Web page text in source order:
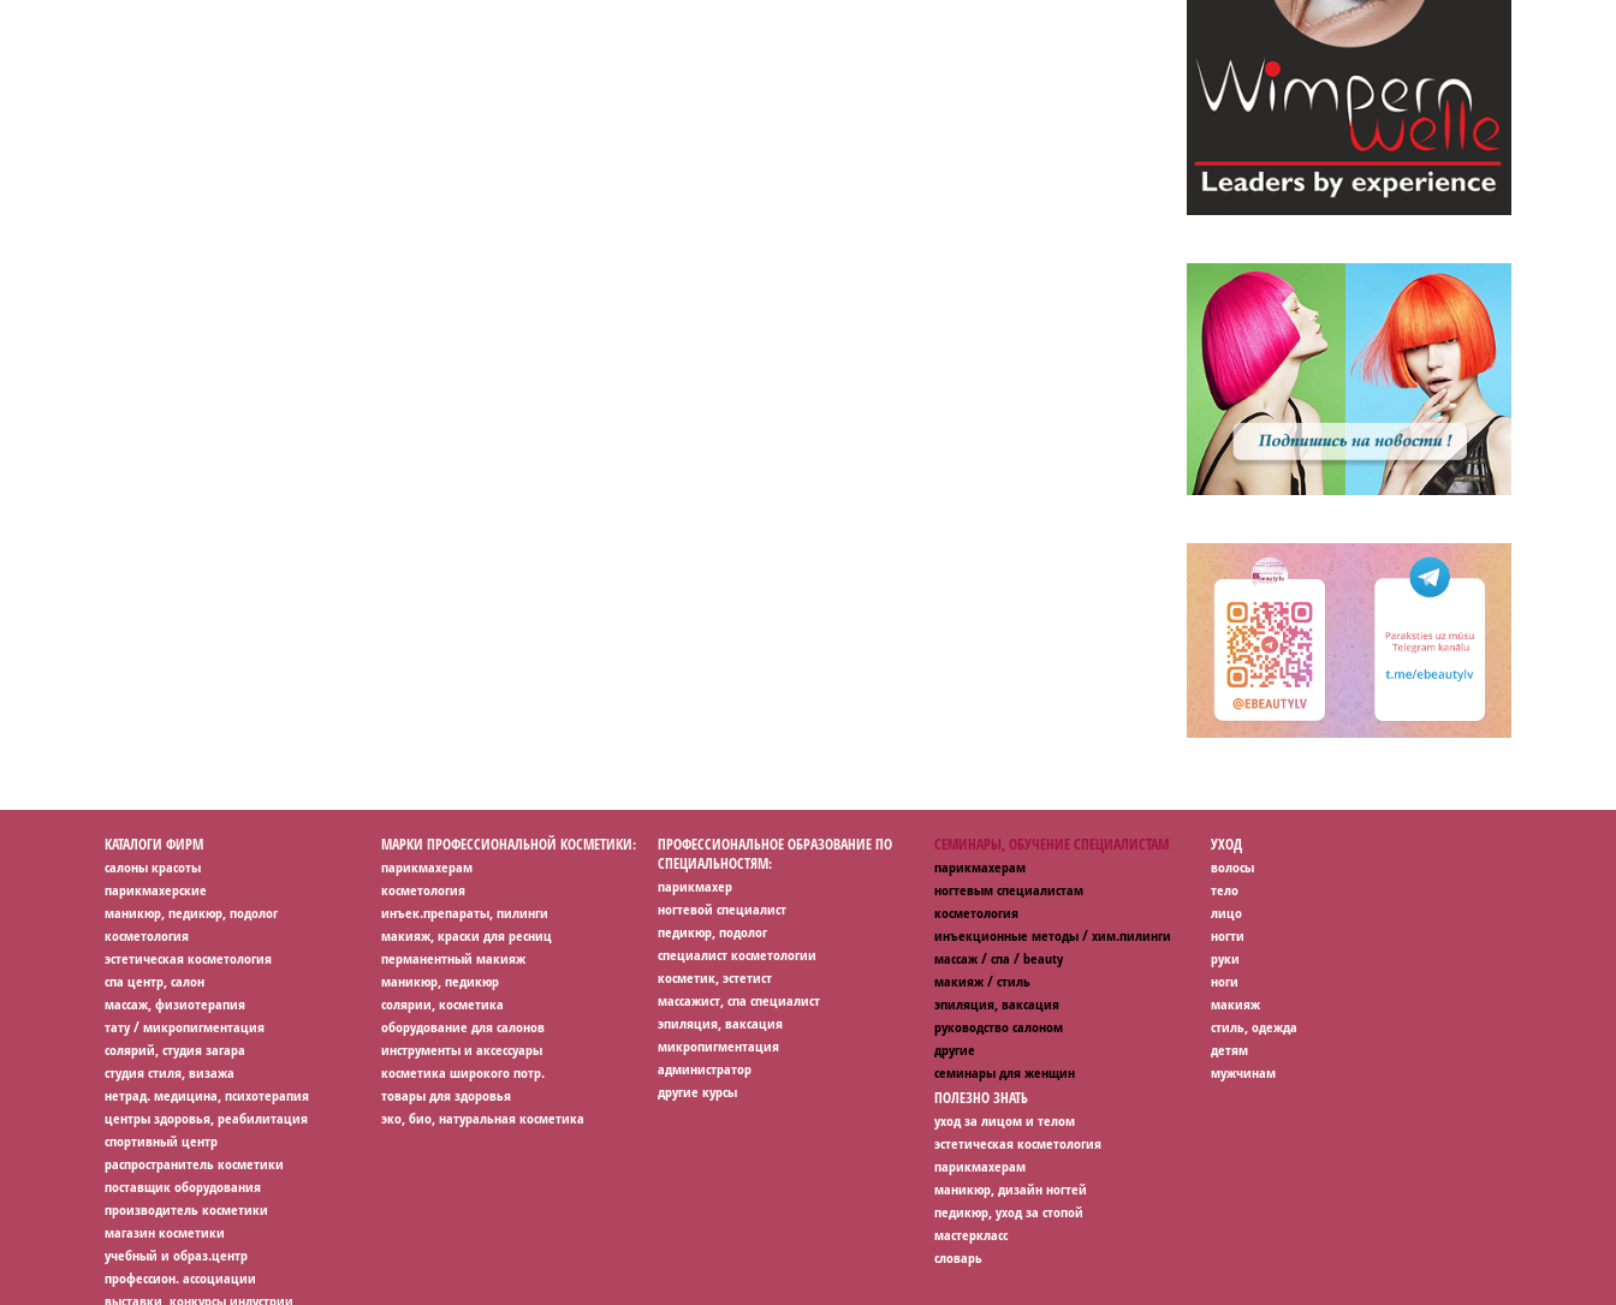
КАТАЛОГИ ФИРМ
салоны красоты
парикмахерские
маникюр, педикюр, подолог
косметология
эстетическая косметология
спа центр, салон
массаж, физиотерапия
тату / микропигментация
солярий, студия загара
студия стиля, визажа
нетрад. медицина, психотерапия
центры здоровья, реабилитация
спортивный центр
распространитель косметики
поставщик оборудования
производитель косметики
магазин косметики
учебный и образ.центр
профессион. ассоциации
выставки, конкурсы индустрии
МАРКИ ПРОФЕССИОНАЛЬНОЙ КОСМЕТИКИ:
парикмахерам
косметология
инъек.препараты, пилинги
макияж, краски для ресниц
перманентный макияж
маникюр, педикюр
солярии, косметика
оборудование для салонов
инструменты и аксессуары
косметика широкого потр.
товары для здоровья
эко, био, натуральная косметика
ПРОФЕССИОНАЛЬНОЕ ОБРАЗОВАНИЕ ПО
СПЕЦИАЛЬНОСТЯМ:
парикмахер
ногтевой специалист
педикюр, подолог
специалист косметологии
косметик, эстетист
массажист, спа специалист
эпиляция, ваксация
микропигментация
администратор
другие курсы
СЕМИНАРЫ, ОБУЧЕНИЕ СПЕЦИАЛИСТАМ
парикмахерам
ногтевым специалистам
косметология
инъекционные методы / хим.пилинги
массаж / спа / beauty
макияж / стиль
эпиляция, ваксация
руководство салоном
другие
семинары для женщин
УХОД
волосы
тело
лицо
ногти
руки
ноги
макияж
стиль, одежда
детям
мужчинам
ПОЛЕЗНО ЗНАТЬ
уход за лицом и телом
эстетическая косметология
парикмахерам
маникюр, дизайн ногтей
педикюр, уход за стопой
мастеркласс
словарь